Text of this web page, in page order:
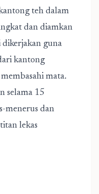
teh dalam
dan diamkan
guna
kantong
mata.
selama 15
menerus dan
lekas